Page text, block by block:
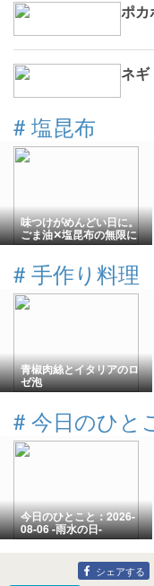
ポカ
ネギ
# 塩昆布
味つけがめんどい日に。
ごま油✕塩昆布の無限に
んじん【包丁いらず・5
# 手作り料理
青椒肉絲とイタリアのロ
ゼ泡
# 今日のひと
今日のひとこと：2026-
08-06 -雨水の日-
シェアする